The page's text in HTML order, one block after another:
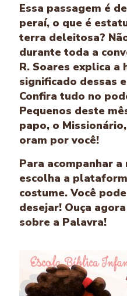
Essa passagem é
peraí, o que é
terra deleitosa?
durante toda a
R. Soares explica
significado dessas
Confira tudo no
Pequenos deste
papo, o
oram por você!
Para acompanhar
escolha a
costume. Você
desejar! Ouça
sobre a Palavra!